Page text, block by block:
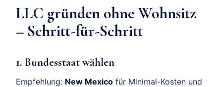
LLC gründen ohne Wohnsitz
– Schritt-für-Schritt
1. Bundesstaat wählen
Empfehlung: New Mexico für Minimal-Kosten und